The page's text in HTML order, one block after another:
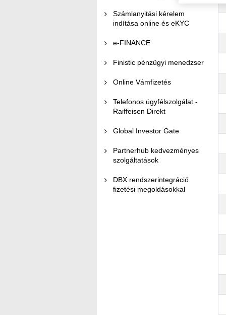
Számlanyitási kérelem
indítása online és eKYC
e-FINANCE
Finistic pénzügyi menedzser
Online Vámfizetés
Telefonos ügyfélszolgálat -
Raiffeisen Direkt
Global Investor Gate
Partnerhub kedvezményes
szolgáltatások
DBX rendszerintegráció
fizetési megoldásokkal